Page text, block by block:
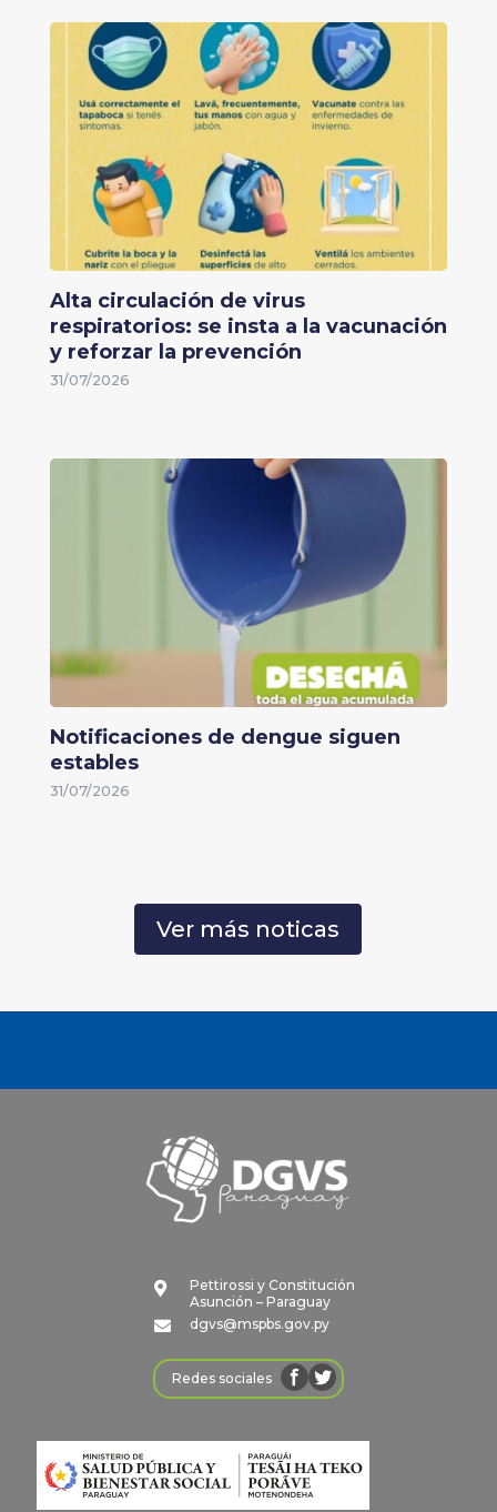
Alta circulación de virus
respiratorios: se insta a la vacunación
y reforzar la prevención
31/07/2026
Notificaciones de dengue siguen
estables
31/07/2026
Ver más noticas

Pettirossi y Constitución
Asunción – Paraguay

dgvs@mspbs.gov.py
Redes sociales